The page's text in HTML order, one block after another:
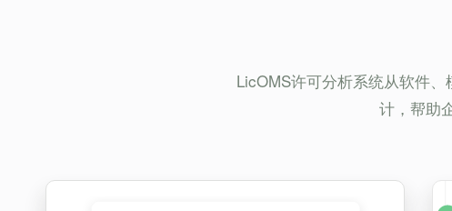
LicOMS许可分析系统从软件
计，帮助